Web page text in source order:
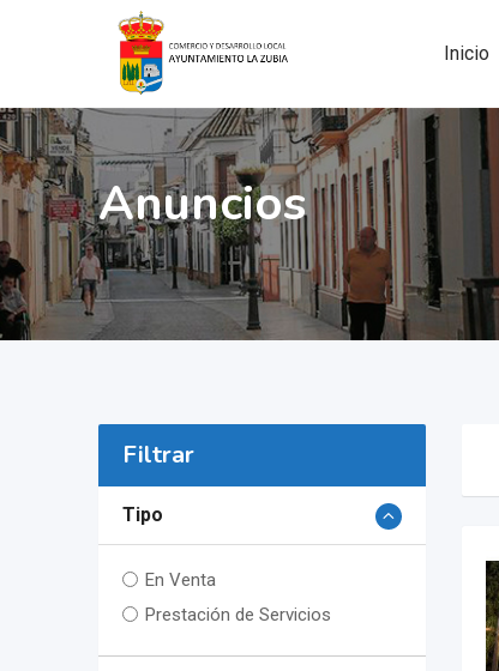
Inicio
Anuncios
Filtrar
Tipo
En Venta
Prestación de Servicios